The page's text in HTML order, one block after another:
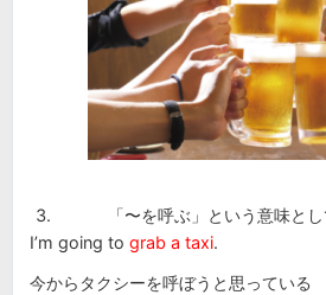
「〜を呼ぶ」という意味として
I’m going to grab a taxi.
今からタクシーを呼ぼうと思っている